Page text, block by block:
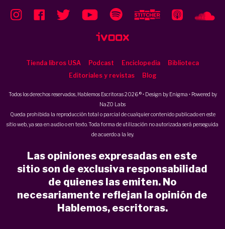
Tienda libros USA Podcast Enciclopedia
Biblioteca
Editoriales y revistas
Blog
Todos los derechos reservados, Hablemos Escritoras 2026 ® • Design by Enigma • Powered by
NaZO Labs
Queda prohibida la reproducción total o parcial de cualquier contenido publicado en este
sitio web, ya sea en audio o en texto. Toda forma de utilización no autorizada será perseguida
de acuerdo a la ley.
Las opiniones expresadas en este
sitio son de exclusiva responsabilidad
de quienes las emiten. No
necesariamente reflejan la opinión de
Hablemos, escritoras.